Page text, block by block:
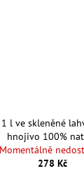
l ve skleněné
hnojivo 100%
Momentálně
278 Kč